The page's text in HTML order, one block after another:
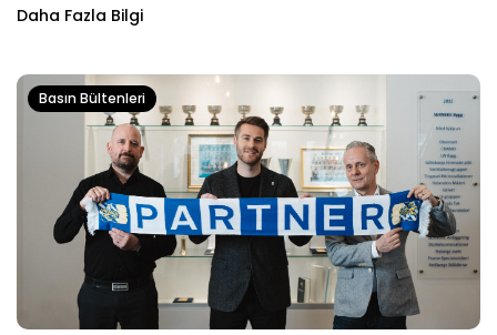
Daha Fazla Bilgi
Basın Bültenleri